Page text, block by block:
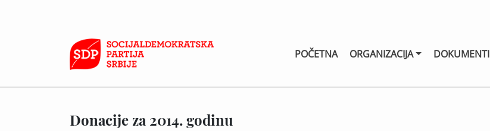
POČETNA ORGANIZACIJA DOKUMENTI
Donacije za 2014. godinu